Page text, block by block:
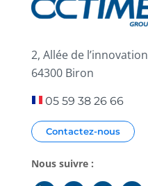
2, Allée de l’innovation
64300 Biron
05 59 38 26 66
Contactez-nous
Nous suivre :